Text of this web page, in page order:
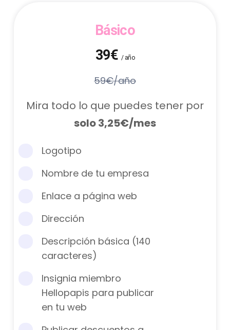
Básico
39€ / año
59€/año
Mira todo lo que puedes tener por
solo 3,25€/mes
Logotipo
Nombre de tu empresa
Enlace a página web
Dirección
Descripción básica (140
caracteres)
Insignia miembro
Hellopapis para publicar
en tu web